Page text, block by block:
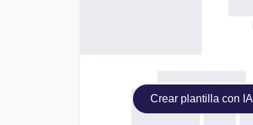
Crear plantilla con IA